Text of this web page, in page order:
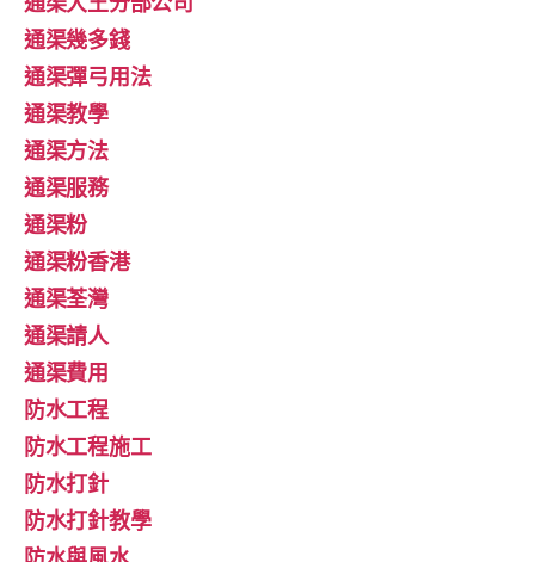
通渠幾多錢
通渠彈弓用法
通渠教學
通渠方法
通渠服務
通渠粉
通渠粉香港
通渠荃灣
通渠請人
通渠費用
防水工程
防水工程施工
防水打針
防水打針教學